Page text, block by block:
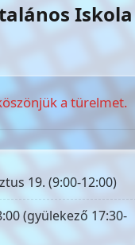
a türelmet.
19. (9:00-12:00)
(gyülekező 17:30-